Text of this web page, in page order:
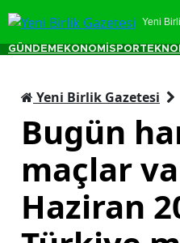
Yeni
GÜNDEM EKONOMİ SPOR
Yeni Birlik Gazetesi
Bugün
maçlar
Haziran